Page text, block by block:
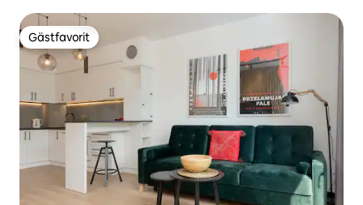
Gästfavorit
Gästfavorit